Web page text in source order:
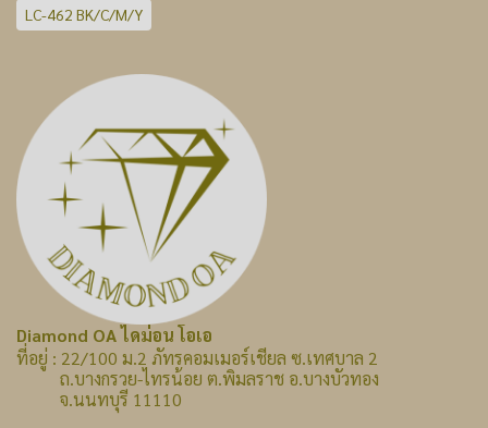
LC-462 BK/C/M/Y
Diamond OA ไดม่อน โอเอ
ที่อยู่ : 22/100 ม.2 ภัทรคอมเมอร์เชียล ซ.เทศบาล 2
ถ.บางกรวย-ไทรน้อย ต.พิมลราช อ.บางบัวทอง
จ.นนทบุรี 11110